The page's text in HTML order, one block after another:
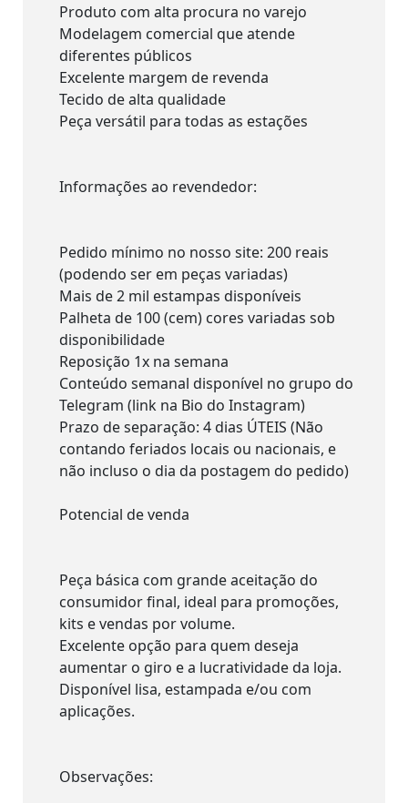
Produto com alta procura no varejo
Modelagem comercial que atende
diferentes públicos
Excelente margem de revenda
Tecido de alta qualidade
Peça versátil para todas as estações
Informações ao revendedor:
Pedido mínimo no nosso site: 200 reais
(podendo ser em peças variadas)
Mais de 2 mil estampas disponíveis
Palheta de 100 (cem) cores variadas sob
disponibilidade
Reposição 1x na semana
Conteúdo semanal disponível no grupo do
Telegram (link na Bio do Instagram)
Prazo de separação: 4 dias ÚTEIS (Não
contando feriados locais ou nacionais, e
não incluso o dia da postagem do pedido)
Potencial de venda
Peça básica com grande aceitação do
consumidor final, ideal para promoções,
kits e vendas por volume.
Excelente opção para quem deseja
aumentar o giro e a lucratividade da loja.
Disponível lisa, estampada e/ou com
aplicações.
Observações: